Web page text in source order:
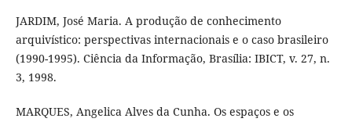
JARDIM, José Maria. A produção de conhecimento
arquivístico: perspectivas internacionais e o caso brasileiro
(1990-1995). Ciência da Informação, Brasília: IBICT, v. 27, n.
3, 1998.
MARQUES, Angelica Alves da Cunha. Os espaços e os